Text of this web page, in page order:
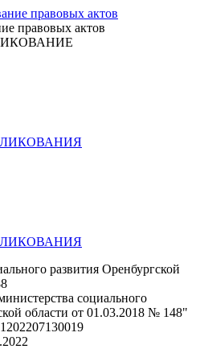
правовых актов
развития Оренбургской
социального
области от 01.03.2018 № 148"